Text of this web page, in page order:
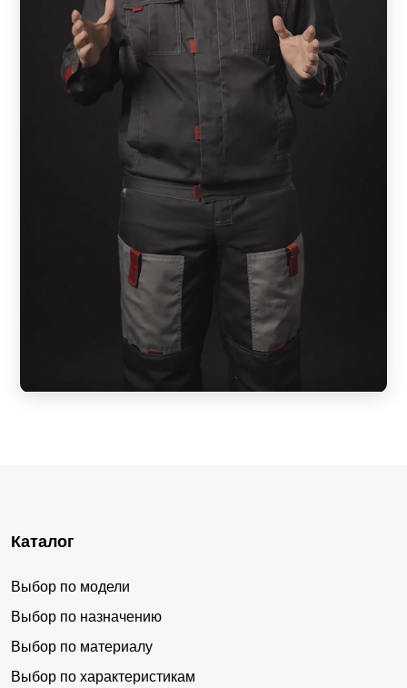
Каталог
Выбор по модели
Выбор по назначению
Выбор по материалу
Выбор по характеристикам